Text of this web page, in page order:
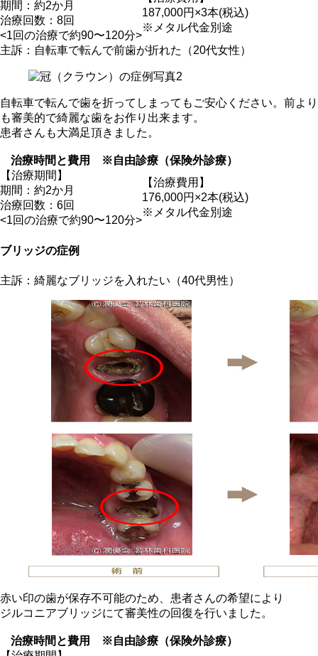
期間：約2か月
治療回数：8回
<1回の治療で約90〜120分>
187,000円×3本(税込)
※メタル代金別途
主訴：自転車で転んで前歯が折れた（20代女性）
自転車で転んで歯を折ってしまってもご安心ください。前より
も審美的で綺麗な歯をお作り出来ます。
患者さんも大満足頂きました。
治療時間と費用 ※自由診療（保険外診療）
【治療期間】
期間：約2か月
治療回数：6回
<1回の治療で約90〜120分>
【治療費用】
176,000円×2本(税込)
※メタル代金別途
ブリッジの症例
主訴：綺麗なブリッジを入れたい（40代男性）
赤い印の歯が保存不可能のため、患者さんの希望により
ジルコニアブリッジにて審美性の回復を行いました。
治療時間と費用 ※自由診療（保険外診療）